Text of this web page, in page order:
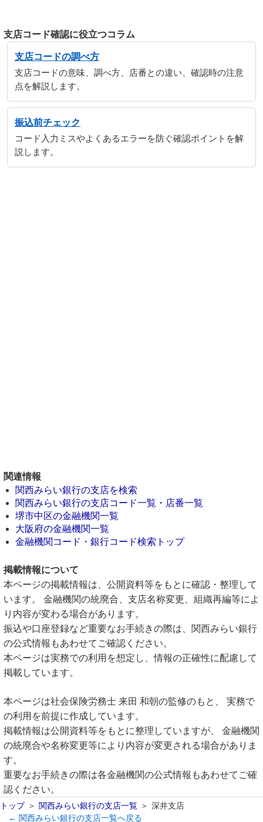
支店コード確認に役立つコラム
支店コードの調べ方
支店コードの意味、調べ方、店番との違い、確認時の注意
点を解説します。
振込前チェック
コード入力ミスやよくあるエラーを防ぐ確認ポイントを解
説します。
関連情報
関西みらい銀行の支店を検索
関西みらい銀行の支店コード一覧・店番一覧
堺市中区の金融機関一覧
大阪府の金融機関一覧
金融機関コード・銀行コード検索トップ
掲載情報について
本ページの掲載情報は、公開資料等をもとに確認・整理して
います。 金融機関の統廃合、支店名称変更、組織再編等によ
り内容が変わる場合があります。
振込や口座登録など重要なお手続きの際は、関西みらい銀行
の公式情報もあわせてご確認ください。
本ページは実務での利用を想定し、情報の正確性に配慮して
掲載しています。
本ページは社会保険労務士 来田 和朝の監修のもと、 実務で
の利用を前提に作成しています。
掲載情報は公開資料等をもとに整理していますが、 金融機関
の統廃合や名称変更等により内容が変更される場合がありま
す。
重要なお手続きの際は各金融機関の公式情報もあわせてご確
認ください。
トップ 関西みらい銀行の支店一覧
深井支店
← 関西みらい銀行の支店一覧へ戻る